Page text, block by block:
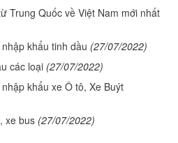
Trung Quốc về Việt Nam mới nhất
khẩu tinh dầu (27/07/2022)
các loại (27/07/2022)
khẩu xe Ô tô, Xe Buýt
xe bus (27/07/2022)